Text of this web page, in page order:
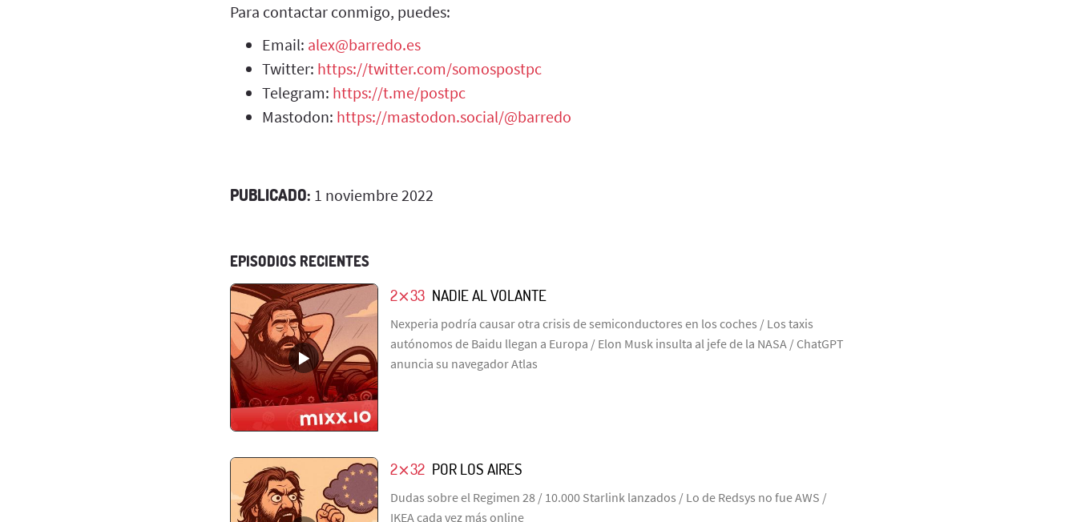
Para contactar conmigo, puedes:
Email: alex@barredo.es
Twitter: https://twitter.com/somospostpc
Telegram: https://t.me/postpc
Mastodon: https://mastodon.social/@barredo
PUBLICADO: 1 noviembre 2022
EPISODIOS RECIENTES
2⨯33 NADIE AL VOLANTE
Nexperia podría causar otra crisis de semiconductores en los coches / Los taxis
autónomos de Baidu llegan a Europa / Elon Musk insulta al jefe de la NASA / ChatGPT
anuncia su navegador Atlas
2⨯32 POR LOS AIRES
Dudas sobre el Regimen 28 / 10.000 Starlink lanzados / Lo de Redsys no fue AWS /
IKEA cada vez más online